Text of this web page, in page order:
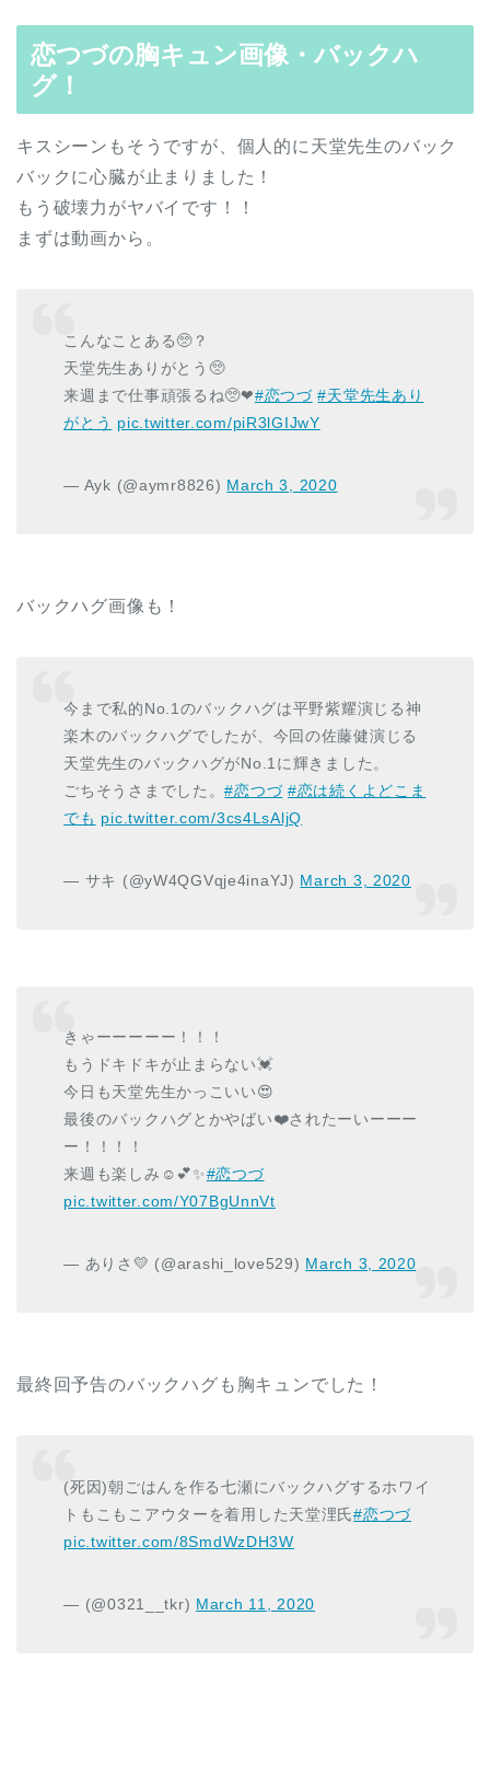
恋つづの胸キュン画像・バックハ
グ！
キスシーンもそうですが、個人的に天堂先生のバック
バックに心臓が止まりました！
もう破壊力がヤバイです！！
まずは動画から。
こんなことある🥺？
天堂先生ありがとう🥺
来週まで仕事頑張るね🥺❤#恋つづ #天堂先生あり
がとう pic.twitter.com/piR3lGIJwY
— Ayk (@aymr8826) March 3, 2020
バックハグ画像も！
今まで私的No.1のバックハグは平野紫耀演じる神
楽木のバックハグでしたが、今回の佐藤健演じる
天堂先生のバックハグがNo.1に輝きました。
ごちそうさまでした。#恋つづ #恋は続くよどこま
でも pic.twitter.com/3cs4LsAljQ
— サキ (@yW4QGVqje4inaYJ) March 3, 2020
きゃーーーーー！！！
もうドキドキが止まらない💓
今日も天堂先生かっこいい😍
最後のバックハグとかやばい❤️されたーいーーー
ー！！！！
来週も楽しみ☺️💕✨#恋つづ
pic.twitter.com/Y07BgUnnVt
— ありさ💛 (@arashi_love529) March 3, 2020
最終回予告のバックハグも胸キュンでした！
(死因)朝ごはんを作る七瀬にバックハグするホワイ
トもこもこアウターを着用した天堂浬氏#恋つづ
pic.twitter.com/8SmdWzDH3W
— (@0321__tkr) March 11, 2020